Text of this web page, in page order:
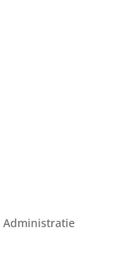
Administratie